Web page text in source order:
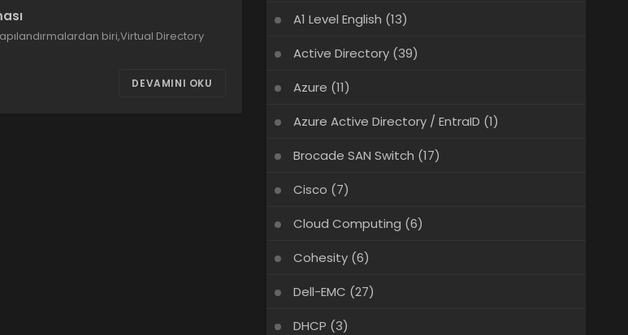
biri,Virtual Directory
DEVAMINI OKU
A1 Level English (13)
Active Directory(39)
Azure (11)
Azure Active Directory / EntraID (1)
Brocade SAN Switch (17)
Cisco (7)
Cloud Computing (6)
Cohesity(6)
Dell-EMC (27)
DHCP (3)